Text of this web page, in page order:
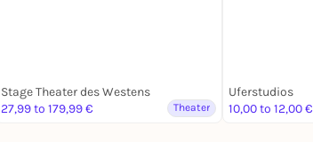
Stage Theater des Westens
27,99 to 179,99 €
Theater
Uferstudios
10,00 to 12,00 €